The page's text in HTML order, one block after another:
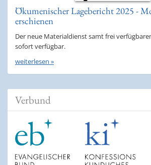
Ökumenischer Lagebericht 2025 -
erschienen
Der neue Materialdienst samt frei
sofort verfügbar.
weiterlesen »
Verbund